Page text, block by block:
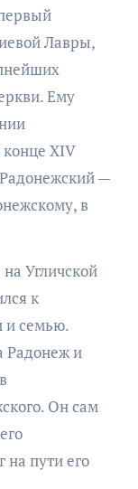
Лавры,
Ему
XIV
—
в
Угличской
к
и семью.
Радонеж и
Он сам
пути его